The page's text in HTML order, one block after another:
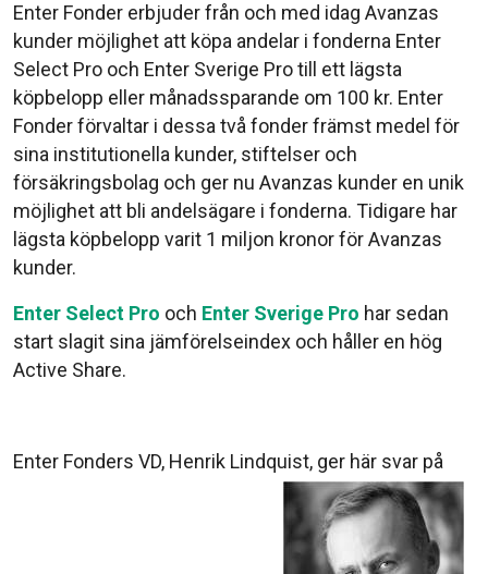
Enter Fonder erbjuder från och med idag Avanzas
kunder möjlighet att köpa andelar i fonderna Enter
Select Pro och Enter Sverige Pro till ett lägsta
köpbelopp eller månadssparande om 100 kr. Enter
Fonder förvaltar i dessa två fonder främst medel för
sina institutionella kunder, stiftelser och
försäkringsbolag och ger nu Avanzas kunder en unik
möjlighet att bli andelsägare i fonderna. Tidigare har
lägsta köpbelopp varit 1 miljon kronor för Avanzas
kunder.
Enter Select Pro och Enter Sverige Pro har sedan
start slagit sina jämförelseindex och håller en hög
Active Share.
Enter Fonders VD, Henrik Lindquist, ger här svar på